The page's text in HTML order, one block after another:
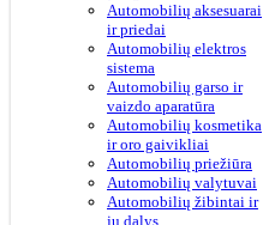
Automobilių aksesuarai
ir priedai
Automobilių elektros
sistema
Automobilių garso ir
vaizdo aparatūra
Automobilių kosmetika
ir oro gaivikliai
Automobilių priežiūra
Automobilių valytuvai
Automobilių žibintai ir
jų dalys